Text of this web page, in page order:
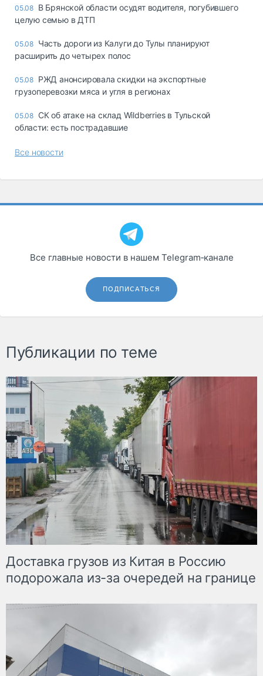
05.08 В Брянской области осудят водителя, погубившего
целую семью в ДТП
05.08 Часть дороги из Калуги до Тулы планируют
расширить до четырех полос
05.08 РЖД анонсировала скидки на экспортные
грузоперевозки мяса и угля в регионах
05.08 СК об атаке на склад Wildberries в Тульской
области: есть пострадавшие
Все новости
Все главные новости в нашем Telegram‑канале
ПОДПИСАТЬСЯ
Публикации по теме
Доставка грузов из Китая в Россию
подорожала из-за очередей на границе